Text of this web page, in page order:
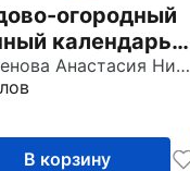
огородный
календарь
год
Семенова Анастасия Николаевна
В корзину